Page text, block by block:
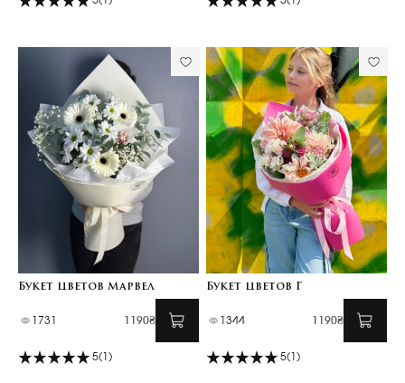
Букет цветов Марвел
1731 1190₴
5(1)
Букет цветов Г
1344 1190₴
5(1)